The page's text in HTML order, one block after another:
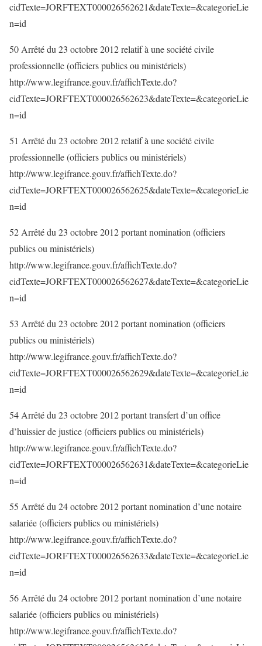
cidTexte=JORFTEXT000026562621&dateTexte=&categorieLie
n=id
50 Arrêté du 23 octobre 2012 relatif à une société civile
professionnelle (officiers publics ou ministériels)
http://www.legifrance.gouv.fr/affichTexte.do?
cidTexte=JORFTEXT000026562623&dateTexte=&categorieLie
n=id
51 Arrêté du 23 octobre 2012 relatif à une société civile
professionnelle (officiers publics ou ministériels)
http://www.legifrance.gouv.fr/affichTexte.do?
cidTexte=JORFTEXT000026562625&dateTexte=&categorieLie
n=id
52 Arrêté du 23 octobre 2012 portant nomination (officiers
publics ou ministériels)
http://www.legifrance.gouv.fr/affichTexte.do?
cidTexte=JORFTEXT000026562627&dateTexte=&categorieLie
n=id
53 Arrêté du 23 octobre 2012 portant nomination (officiers
publics ou ministériels)
http://www.legifrance.gouv.fr/affichTexte.do?
cidTexte=JORFTEXT000026562629&dateTexte=&categorieLie
n=id
54 Arrêté du 23 octobre 2012 portant transfert d’un office
d’huissier de justice (officiers publics ou ministériels)
http://www.legifrance.gouv.fr/affichTexte.do?
cidTexte=JORFTEXT000026562631&dateTexte=&categorieLie
n=id
55 Arrêté du 24 octobre 2012 portant nomination d’une notaire
salariée (officiers publics ou ministériels)
http://www.legifrance.gouv.fr/affichTexte.do?
cidTexte=JORFTEXT000026562633&dateTexte=&categorieLie
n=id
56 Arrêté du 24 octobre 2012 portant nomination d’une notaire
salariée (officiers publics ou ministériels)
http://www.legifrance.gouv.fr/affichTexte.do?